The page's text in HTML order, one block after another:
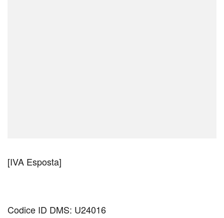
[IVA Esposta]
Codice ID DMS: U24016